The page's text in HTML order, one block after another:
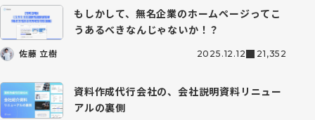
もしかして、無名企業のホームページってこ
うあるべきなんじゃないか！？
佐藤 立樹 2025.12.12 21,352
資料作成代行会社の、会社説明資料リニュー
アルの裏側